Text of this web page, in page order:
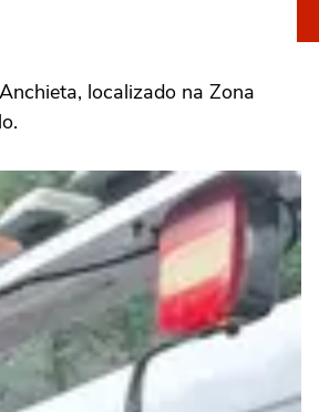
localizado na Zona